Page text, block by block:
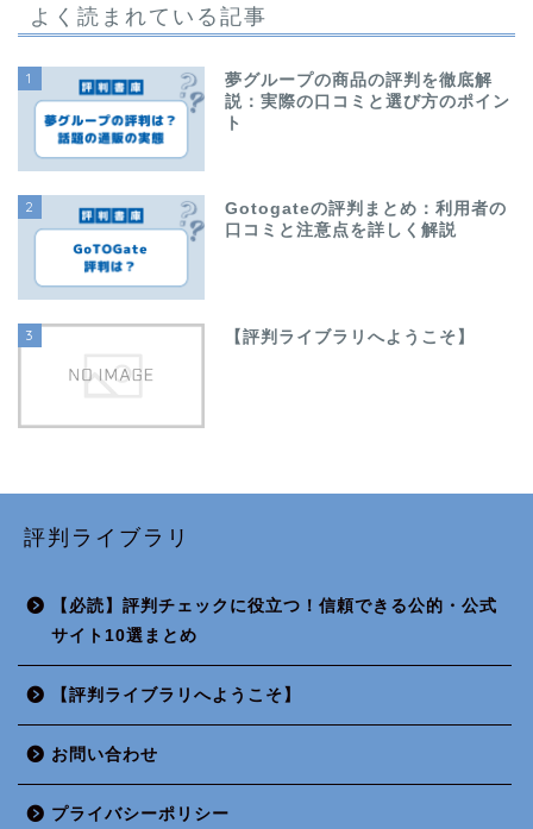
よく読まれている記事
1
夢グループの商品の評判を徹底解
説：実際の口コミと選び方のポイン
ト
2
Gotogateの評判まとめ：利用者の
口コミと注意点を詳しく解説
3 【評判ライブラリへようこそ】
評判ライブラリ
【必読】評判チェックに役立つ！信頼できる公的・公式
サイト10選まとめ
【評判ライブラリへようこそ】
お問い合わせ
プライバシーポリシー